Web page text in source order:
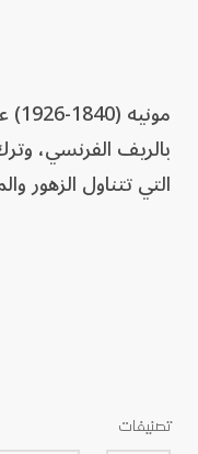
بالريف الفرنسي،
التي تتناول الزهور
تصنيفات